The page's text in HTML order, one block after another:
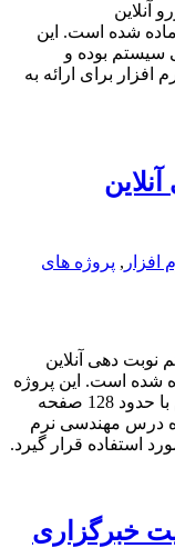
آنلاین
شده است. این
سیستم بوده و
افزار برای ارائه به
افزار , پروژه های
دهی آنلاین
شده است. این پروژه
در قالب یک فایل Word کامل و قابل ویرایش با حدود 128 صفحه
درس مهندسی نرم
استفاده قرار گیرد.
خبرگزاری